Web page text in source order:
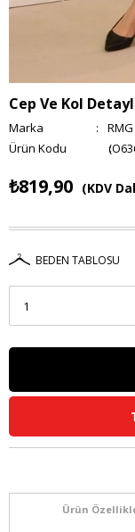
Cep Ve Kol
Marka :
RMG
₺819,90 (KDV
BEDEN TABLOSU
Ürün